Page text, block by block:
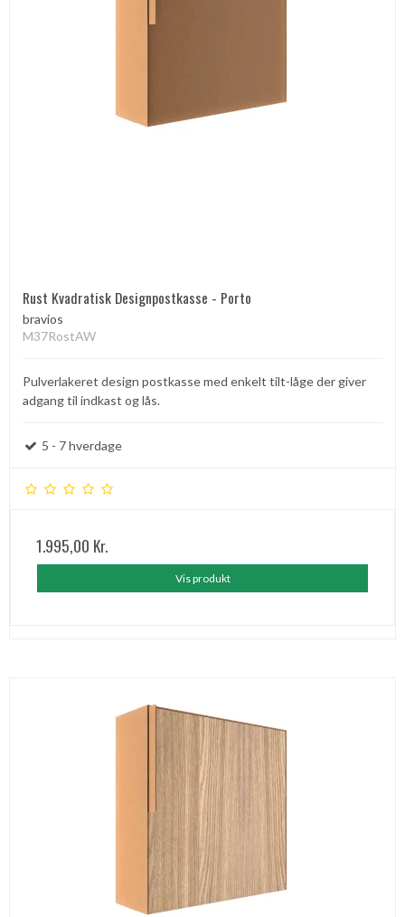
Rust Kvadratisk Designpostkasse - Porto
bravios
M37RostAW
Pulverlakeret design postkasse med enkelt tilt-låge der giver
adgang til indkast og lås.
5 - 7 hverdage
1.995,00 Kr.
Vis produkt